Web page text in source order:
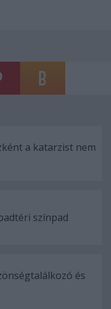
a katarzist nem
színpad
és